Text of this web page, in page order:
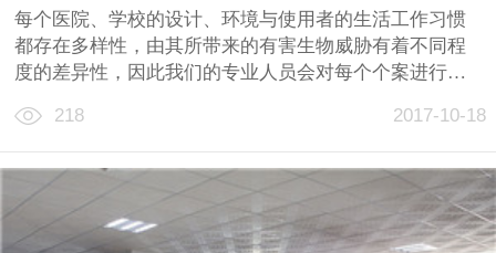
每个医院、学校的设计、环境与使用者的生活工作习惯
都存在多样性，由其所带来的有害生物威胁有着不同程
度的差异性，因此我们的专业人员会对每个个案进行详
特定需求，制订一套安全、科学与环保的解决方案，最
大程度降低有害生物所带来的滋扰......
218 2017-10-18